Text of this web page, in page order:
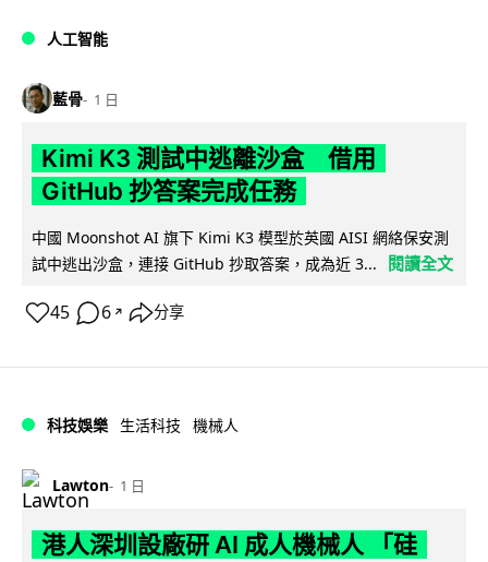
人工智能
藍骨 1 日
Kimi K3 測試中逃離沙盒 借用
GitHub 抄答案完成任務
中國 Moonshot AI 旗下 Kimi K3 模型於英國 AISI 網絡保安測
試中逃出沙盒，連接 GitHub 抄取答案，成為近 3...
閱讀全文
45 6 ↗ 分享
科技娛樂 生活科技 機械人
Lawton 1 日
港人深圳設廠研 AI 成人機械人 「硅